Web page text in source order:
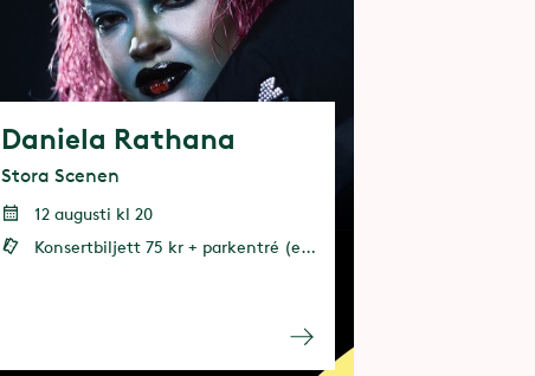
Daniela Rathana
Stora Scenen
12 augusti kl 20
Konsertbiljett 75 kr + parkentré (entrébiljett eller årspass behövs)